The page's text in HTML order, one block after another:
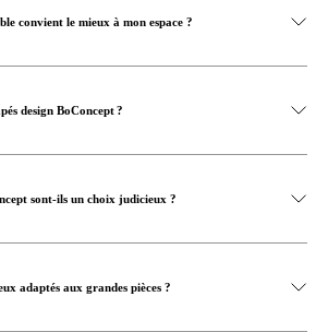
convient le mieux à mon espace ?
design BoConcept ?
sont-ils un choix judicieux ?
adaptés aux grandes pièces ?